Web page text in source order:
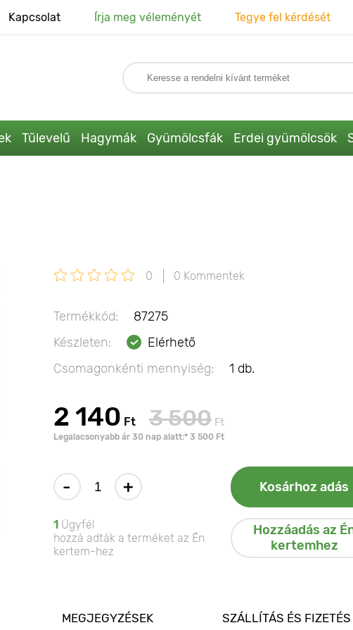
Kapcsolat Írja meg véleményét Tegye fel kérdését
Tűlevelű Hagymák Gyümölcsfák Erdei gyümölcsök
0 0 Kommentek
Termékkód:
87275
Készleten:
Elérhető
Csomagonkénti mennyiség:
1 db.
2 140 Ft 3 500 Ft
Legalacsonyabb ár 30 nap alatt:* 3 500 Ft
- + Kosárhoz adás
1 Ügyfél
hozzá adták a terméket az Én
kertem-hez
Hozzáadás az
kertemhez
MEGJEGYZÉSEK SZÁLLÍTÁS ÉS FIZETÉS